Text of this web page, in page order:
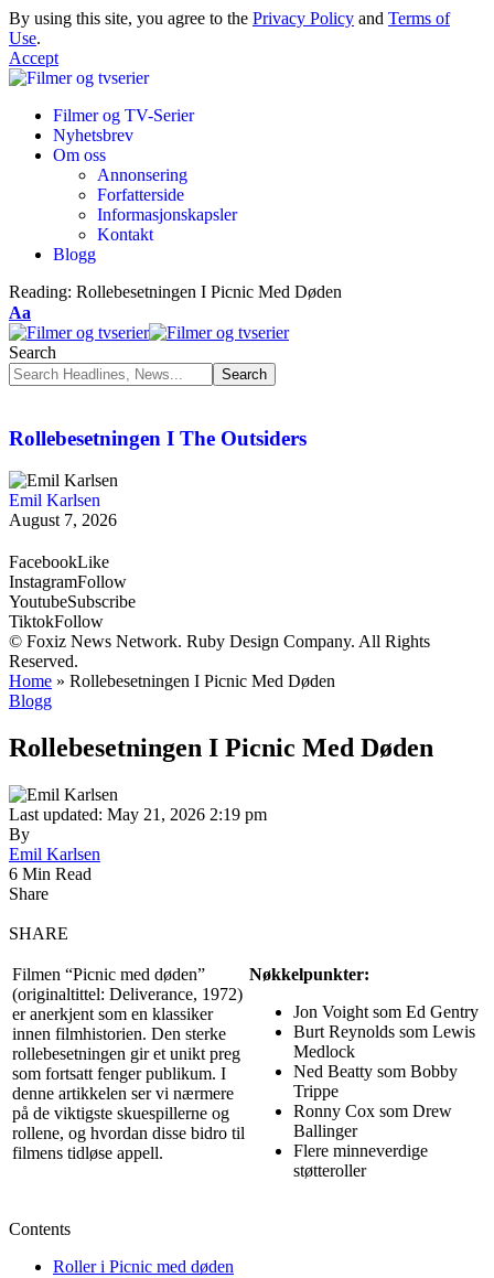
By using this site, you agree to the Privacy Policy and Terms of
Use.
Accept
Filmer og TV-Serier
Nyhetsbrev
Om oss
Annonsering
Forfatterside
Informasjonskapsler
Kontakt
Blogg
Reading: Rollebesetningen I Picnic Med Døden
Aa
Search
Rollebesetningen I The Outsiders
Emil Karlsen
August 7, 2026
FacebookLike
InstagramFollow
YoutubeSubscribe
TiktokFollow
© Foxiz News Network. Ruby Design Company. All Rights
Reserved.
Home » Rollebesetningen I Picnic Med Døden
Blogg
Rollebesetningen I Picnic Med Døden
Last updated: May 21, 2026 2:19 pm
By
Emil Karlsen
6 Min Read
Share
SHARE
Filmen “Picnic med døden”
(originaltittel: Deliverance, 1972)
er anerkjent som en klassiker
innen filmhistorien. Den sterke
rollebesetningen gir et unikt preg
som fortsatt fenger publikum. I
denne artikkelen ser vi nærmere
på de viktigste skuespillerne og
rollene, og hvordan disse bidro til
filmens tidløse appell.
Nøkkelpunkter:
Jon Voight som Ed Gentry
Burt Reynolds som Lewis
Medlock
Ned Beatty som Bobby
Trippe
Ronny Cox som Drew
Ballinger
Flere minneverdige
støtteroller
Contents
Roller i Picnic med døden